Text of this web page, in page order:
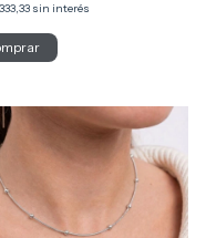
sin interés